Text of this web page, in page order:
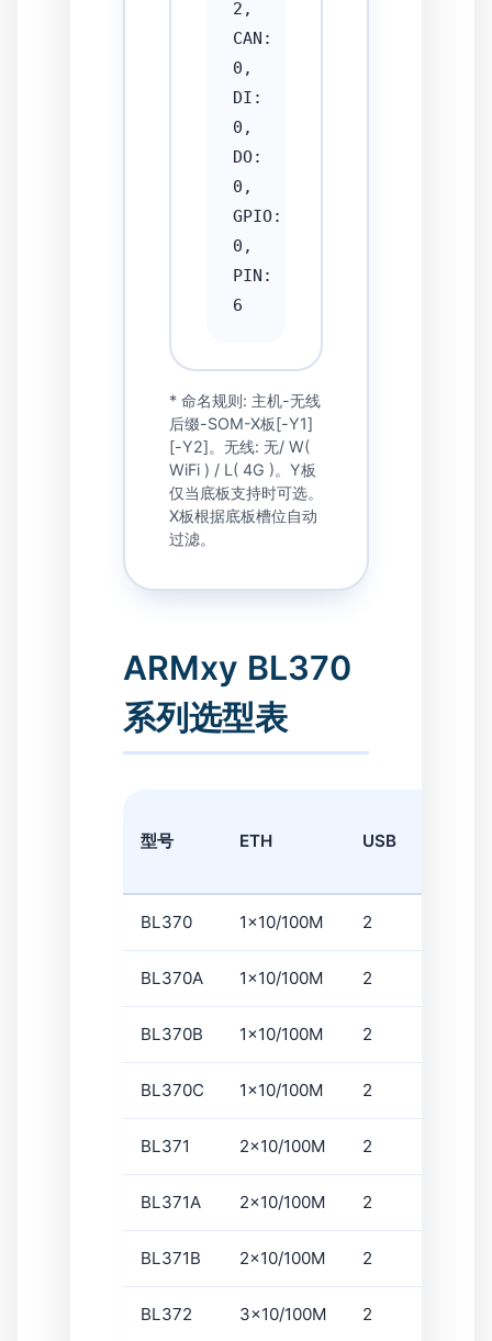
2,
CAN:
0,
DI:
0,
DO:
0,
GPIO:
0,
PIN:
* 命名规则: 主机-无线
后缀-SOM-X板[-Y1]
[-Y2]。无线: 无/ W(
WiFi ) / L( 4G )。Y板
仅当底板支持时可选。
X板根据底板槽位自动
过滤。
ARMxy BL370
系列选型表
型号 ETH USB
BL370 1x10/100M 2
BL370A 1x10/100M 2
BL370B 1x10/100M 2
BL370C 1x10/100M 2
BL371 2x10/100M 2
BL371A 2x10/100M 2
BL371B 2x10/100M 2
BL372 3x10/100M 2